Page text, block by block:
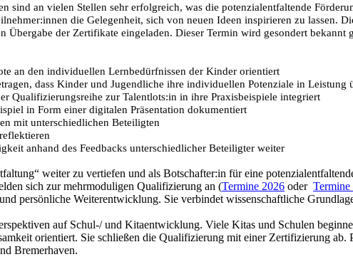
sind an vielen Stellen sehr erfolgreich, was die potenzialentfaltende
die Gelegenheit, sich von neuen Ideen inspirieren zu lassen.
Übergabe der Zertifikate eingeladen. Dieser Termin wird gesondert bekannt
an den individuellen Lernbedürfnissen der Kinder orientiert
dass Kinder und Jugendliche ihre individuellen Potenziale in Leistung
Qualifizierungsreihe zur Talentlots:in in ihre Praxisbeispiele integriert
in Form einer digitalen Präsentation dokumentiert
mit unterschiedlichen Beteiligten
anhand des Feedbacks unterschiedlicher Beteiligter weiter
weiter zu vertiefen und als Botschafter:in für eine
sich zur mehrmoduligen Qualifizierung an (Termine 2026 oder Termine
persönliche Weiterentwicklung. Sie verbindet wissenschaftliche
auf Schul-/ und Kitaentwicklung. Viele Kitas und Schulen
orientiert. Sie schließen die Qualifizierung mit einer Zertifizierung
Bremerhaven.